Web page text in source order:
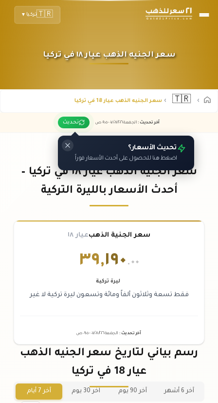
🇹🇷تركيا ▼
سعر الجنيه الذهب عيار ١٨ في تركيا
🇹🇷 سعر الجنيه الذهب عيار 18 في تركيا
آخر تحديث : الجمعة ٠٧ /٠٨/٢٠٢٦ - ٠٩:٠٥ ص تحديث
تحديث الأسعار؟
اضغط هنا للحصول على أحدث الأسعار فوراً
سعر الجنيه الذهب عيار ١٨ في تركيا –
أحدث الأسعار بالليرة التركية
سعر الجنية الذهبعيار ١٨
٣٩,١٩٠ .٠٠
ليرة تركية
فقط تسعة وثلاثون ألفاً ومائة وتسعون ليرة تركية لا غير
آخر تحديث : الجمعة ٠٧ /٠٨/٢٠٢٦ - ٠٩:٠٥ ص
رسم بياني لتاريخ سعر الجنيه الذهب
عيار 18 في تركيا
آخر 6 أشهر آخر 90 يوم آخر 30 يوم آخر 7 أيام